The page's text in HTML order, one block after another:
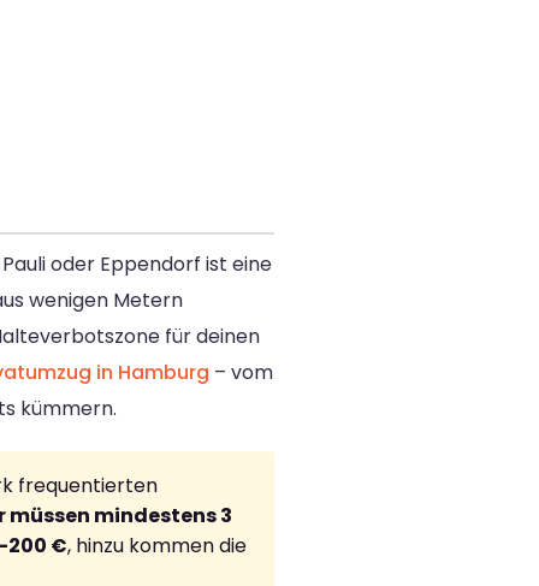
oder Eppendorf ist eine
wenigen Metern
für deinen
in Hamburg – vom
kümmern.
frequentierten
müssen mindestens 3
€, hinzu kommen die